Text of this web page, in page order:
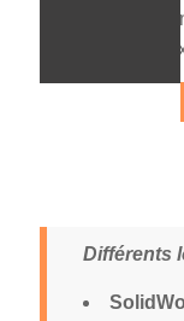
Différents